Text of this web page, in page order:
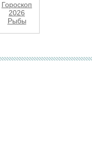
Гороскоп
2026
Рыбы